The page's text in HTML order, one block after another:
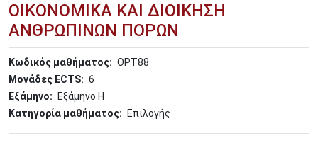
ΟΙΚΟΝΟΜΙΚΑ ΚΑΙ ΔΙΟΙΚΗΣΗ
ΑΝΘΡΩΠΙΝΩΝ ΠΟΡΩΝ
Κωδικός μαθήματος
OPT88
Μονάδες ECTS
6
Εξάμηνο
Εξάμηνο Η
Κατηγορία μαθήματος
Επιλογής